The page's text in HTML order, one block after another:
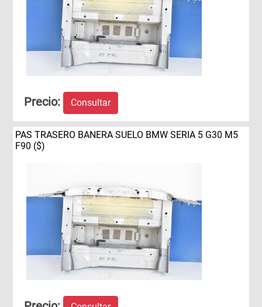
Precio: Consultar
PAS TRASERO BANERA SUELO BMW SERIA 5 G30 M5
F90 ($)